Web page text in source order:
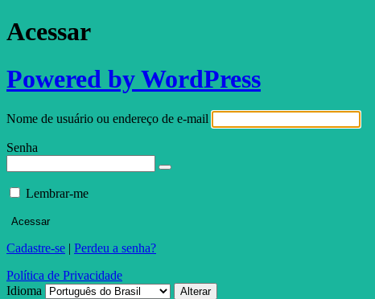
Acessar
Powered by WordPress
Nome de usuário ou endereço de e-mail
Senha
Lembrar-me
Cadastre-se | Perdeu a senha?
Política de Privacidade
Idioma